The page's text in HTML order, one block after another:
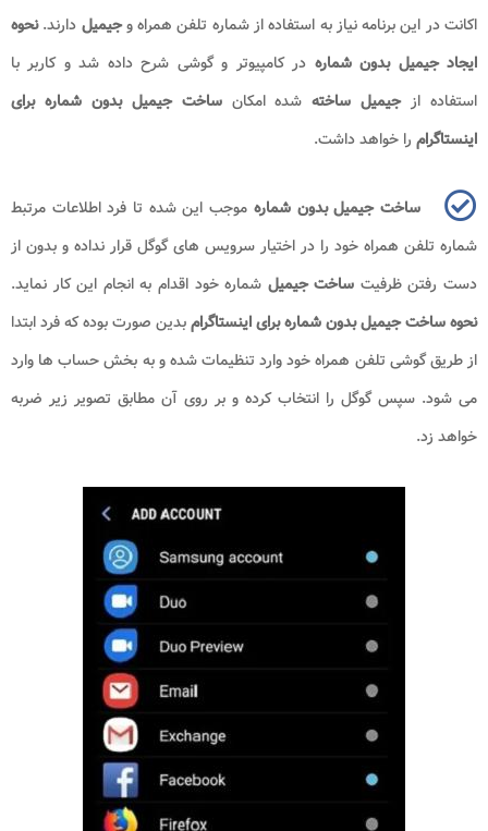
اکانت در این برنامه نیاز به استفاده از شماره تلفن همراه وجیمیل دارند.نحوه
ایجاد جیمیل بدون شماره در کامپیوتر و گوشی شرح داده شد و کاربر با
استفاده ازجیمیل ساخته شده امکانساخت جیمیل بدون شماره برای
اینستاگرام را خواهد داشت.
ساخت جیمیل بدون شماره موجب این شده تا فرد اطلاعات مرتبط
شماره تلفن همراه خود را در اختیار سرویس های گوگل قرار نداده و بدون از
دست رفتن ظرفیت ساخت جیمیل شماره خود اقدام به انجام این کار نماید.
نحوه ساخت جیمیل بدون شمارهبرای اینستاگرامبدین صورت بوده که فرد ابتدا
از طریق گوشی تلفن همراه خود وارد تنظیمات شده و به بخش حساب ها وارد
می شود. سپس گوگل را انتخاب کرده و بر روی آن مطابق تصویر زیر ضربه
خواهد زد.